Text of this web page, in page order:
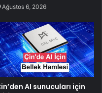
Ağustos 6, 2026
AI sunucuları için